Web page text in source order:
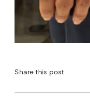
Share this post